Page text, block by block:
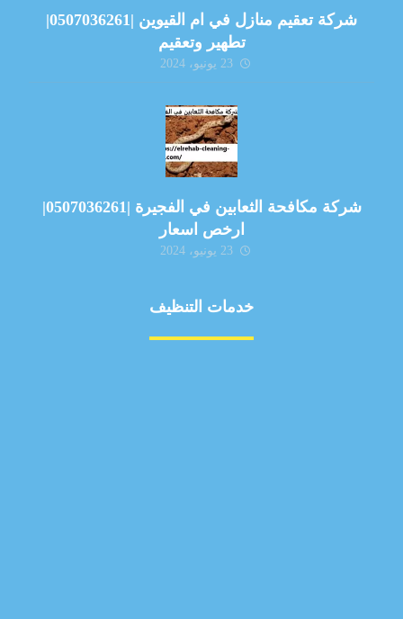
شركة تعقيم منازل في ام القيوين |0507036261|
تطهير وتعقيم
23 يونيو، 2024
شركة مكافحة الثعابين في الفجيرة |0507036261|
ارخص اسعار
23 يونيو، 2024
خدمات التنظيف